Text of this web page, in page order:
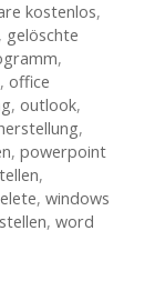
kostenlos,
, gelöschte
,
, office
, outlook,
,
, powerpoint
,
, windows
, word